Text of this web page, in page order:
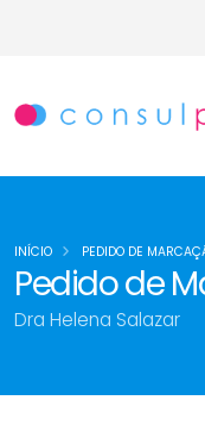
Pedido de
Dra Helena Salazar
INÍCIO PEDIDO DE